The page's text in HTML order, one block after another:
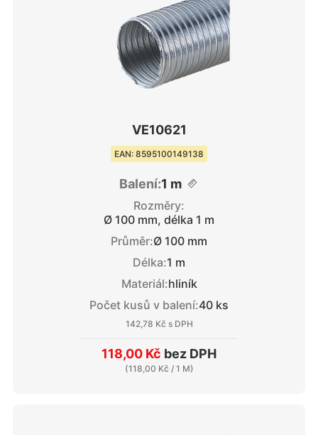
VE10621
EAN: 8595100149138
Balení:1 m
Rozměry:
Ø 100 mm, délka 1 m
Průměr:Ø 100 mm
Délka:1 m
Materiál:hliník
Počet kusů v balení:40 ks
142,78 Kč s DPH
118,00 Kč bez DPH
(118,00 Kč / 1 M)